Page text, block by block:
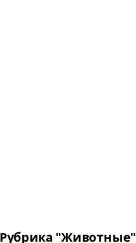
Рубрика "Животные"